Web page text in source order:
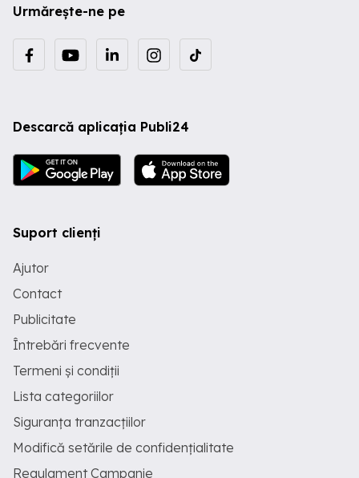
Urmărește-ne pe
Descarcă aplicația Publi24
Suport clienți
Ajutor
Contact
Publicitate
Întrebări frecvente
Termeni și condiții
Lista categoriilor
Siguranța tranzacțiilor
Modifică setările de confidențialitate
Regulament Campanie